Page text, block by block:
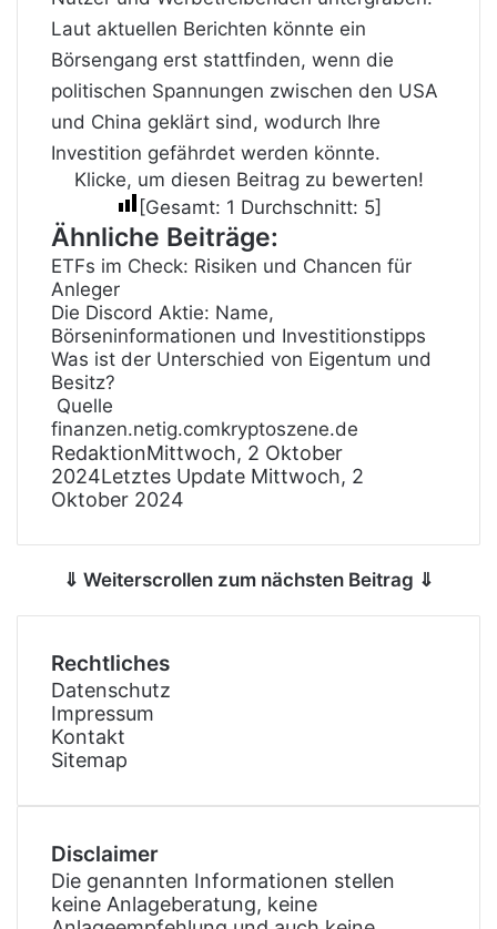
Laut aktuellen Berichten könnte ein
Börsengang erst stattfinden, wenn die
politischen Spannungen zwischen den USA
und China geklärt sind, wodurch Ihre
Investition gefährdet werden könnte.
Klicke, um diesen Beitrag zu bewerten!
[Gesamt: 1 Durchschnitt: 5]
Ähnliche Beiträge:
ETFs im Check: Risiken und Chancen für
Anleger
Die Discord Aktie: Name,
Börseninformationen und Investitionstipps
Was ist der Unterschied von Eigentum und
Besitz?
Quelle
finanzen.netig.comkryptoszene.de
RedaktionMittwoch, 2 Oktober
2024Letztes Update Mittwoch, 2
Oktober 2024
⇓ Weiterscrollen zum nächsten Beitrag ⇓
Rechtliches
Datenschutz
Impressum
Kontakt
Sitemap
Disclaimer
Die genannten Informationen stellen
keine Anlageberatung, keine